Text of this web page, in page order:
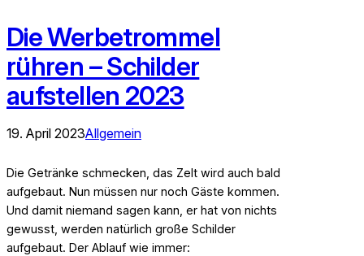
Die Werbetrommel
rühren – Schilder
aufstellen 2023
19. April 2023Allgemein
Die Getränke schmecken, das Zelt wird auch bald
aufgebaut. Nun müssen nur noch Gäste kommen.
Und damit niemand sagen kann, er hat von nichts
gewusst, werden natürlich große Schilder
aufgebaut. Der Ablauf wie immer: